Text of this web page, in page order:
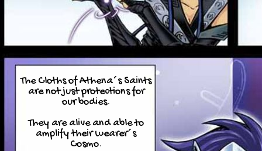
The Cloths of Athena´s Saints
are not just protections for
our bodies.
They are alive and able to
amplify their wearer´s
Cosmo.